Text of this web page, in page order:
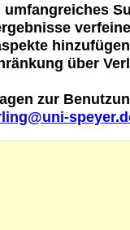
umfangreiches
über
zur